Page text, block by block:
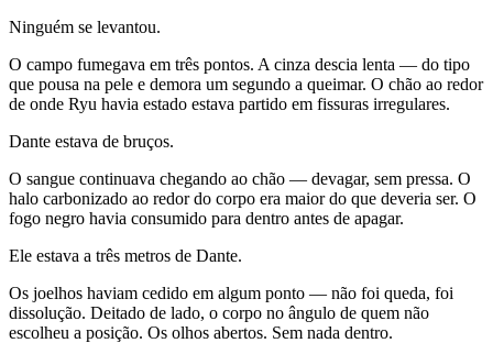
Ninguém se levantou.
O campo fumegava em três pontos. A cinza descia lenta — do tipo
que pousa na pele e demora um segundo a queimar. O chão ao redor
de onde Ryu havia estado estava partido em fissuras irregulares.
Dante estava de bruços.
O sangue continuava chegando ao chão — devagar, sem pressa. O
halo carbonizado ao redor do corpo era maior do que deveria ser. O
fogo negro havia consumido para dentro antes de apagar.
Ele estava a três metros de Dante.
Os joelhos haviam cedido em algum ponto — não foi queda, foi
dissolução. Deitado de lado, o corpo no ângulo de quem não
escolheu a posição. Os olhos abertos. Sem nada dentro.